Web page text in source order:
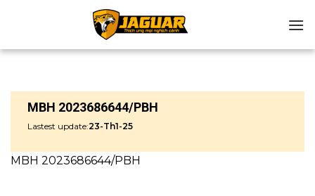
MBH 2023686644/PBH
Lastest update:23-Th1-25
MBH 2023686644/PBH